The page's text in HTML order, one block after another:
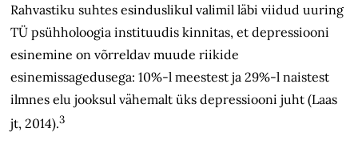
Rahvastiku suhtes esinduslikul valimil läbi viidud uuring
TÜ psühholoogia instituudis kinnitas, et depressiooni
esinemine on võrreldav muude riikide
esinemissagedusega: 10%-l meestest ja 29%-l naistest
ilmnes elu jooksul vähemalt üks depressiooni juht (Laas
jt, 2014).3